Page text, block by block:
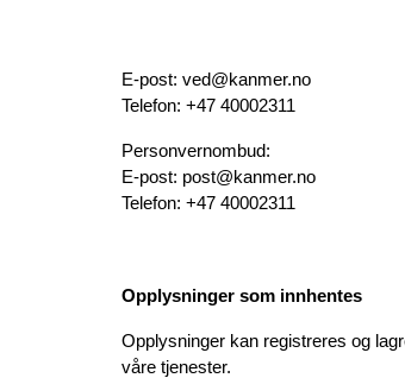
E-post: ved@kanmer.no
Telefon: +47 40002311
Personvernombud:
E-post: post@kanmer.no
Telefon: +47 40002311
Opplysninger som innhentes
Opplysninger kan registreres og
våre tjenester.